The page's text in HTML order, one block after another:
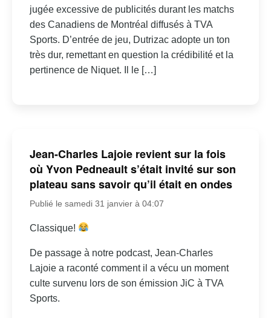
jugée excessive de publicités durant les matchs
des Canadiens de Montréal diffusés à TVA
Sports. D’entrée de jeu, Dutrizac adopte un ton
très dur, remettant en question la crédibilité et la
pertinence de Niquet. Il le […]
Jean-Charles Lajoie revient sur la fois
où Yvon Pedneault s’était invité sur son
plateau sans savoir qu’il était en ondes
Publié le samedi 31 janvier à 04:07
Classique!
De passage à notre podcast, Jean-Charles
Lajoie a raconté comment il a vécu un moment
culte survenu lors de son émission JiC à TVA
Sports.